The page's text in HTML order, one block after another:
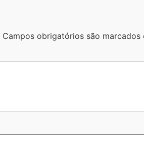
Campos obrigatórios são marcados